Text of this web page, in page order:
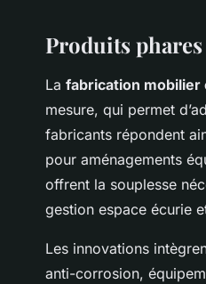
Produits
La fabrication mobilier
mesure, qui permet
fabricants répondent
pour aménagements
offrent la souplesse
gestion espace écurie
Les innovations
anti-corrosion,